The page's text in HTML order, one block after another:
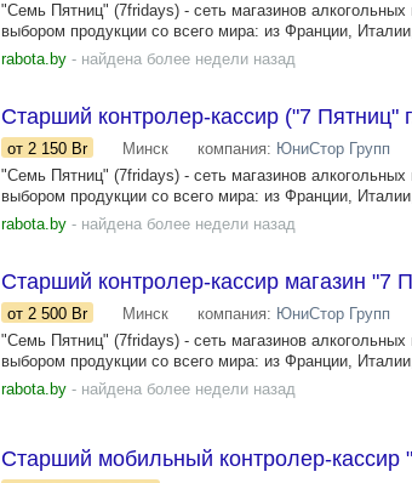
"Семь Пятниц" (7fridays) - сеть магазинов
выбором продукции со всего мира: из Франции,
rabota.by - найдена более недели назад
Старший контролер-кассир ("7
от 2 150 Br Минск компания: ЮниСтор Групп
"Семь Пятниц" (7fridays) - сеть магазинов
выбором продукции со всего мира: из Франции,
rabota.by - найдена более недели назад
Старший контролер-кассир магазин "7
от 2 500 Br Минск компания: ЮниСтор Групп
"Семь Пятниц" (7fridays) - сеть магазинов
выбором продукции со всего мира: из Франции,
rabota.by - найдена более недели назад
Старший мобильный контролер-